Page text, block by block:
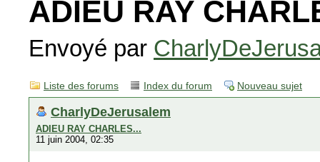
ADIEU RAY
Envoyé par
Liste des forums Index du forum Nouveau sujet
CharlyDeJerusalem
ADIEU RAY CHARLES...
11 juin 2004, 02:35